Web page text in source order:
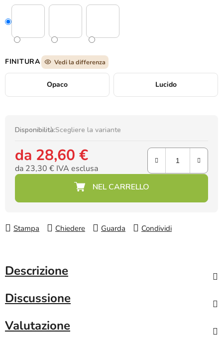
FINITURA Vedi la differenza
Opaco Lucido
Disponibilità:Scegliere la variante
da 28,60 €
da 23,30 € IVA esclusa
Prezzo della misura:
Stampa Chiedere Guarda Condividi
Descrizione
Discussione
Valutazione